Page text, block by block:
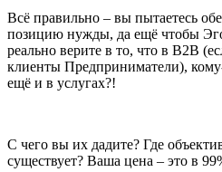
Всё правильно – вы пытаетесь
позицию нужды, да ещё чтобы
реально верите в то, что в B2B
клиенты Предприниматели),
ещё и в услугах?!
С чего вы их дадите? Где
существует? Ваша цена – это в